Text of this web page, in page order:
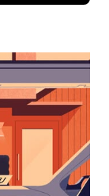
مفتاح
للأسفل
لاستخدام
التقويم
التاريخ.
اضغط
على
زر
الخروج
لإغلاق